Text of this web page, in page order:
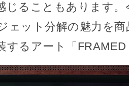
じることもあります
ェット分解の魅力を
するアート「